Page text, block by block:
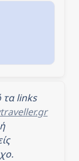
τα links